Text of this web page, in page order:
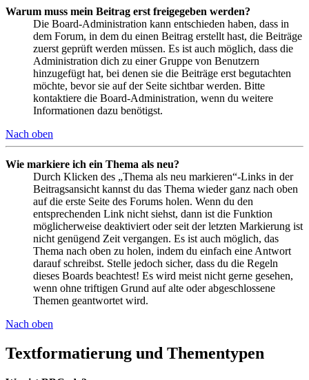
Warum muss mein Beitrag erst freigegeben werden?
Die Board-Administration kann entschieden haben, dass in
dem Forum, in dem du einen Beitrag erstellt hast, die Beiträge
zuerst geprüft werden müssen. Es ist auch möglich, dass die
Administration dich zu einer Gruppe von Benutzern
hinzugefügt hat, bei denen sie die Beiträge erst begutachten
möchte, bevor sie auf der Seite sichtbar werden. Bitte
kontaktiere die Board-Administration, wenn du weitere
Informationen dazu benötigst.
Nach oben
Wie markiere ich ein Thema als neu?
Durch Klicken des „Thema als neu markieren“-Links in der
Beitragsansicht kannst du das Thema wieder ganz nach oben
auf die erste Seite des Forums holen. Wenn du den
entsprechenden Link nicht siehst, dann ist die Funktion
möglicherweise deaktiviert oder seit der letzten Markierung ist
nicht genügend Zeit vergangen. Es ist auch möglich, das
Thema nach oben zu holen, indem du einfach eine Antwort
darauf schreibst. Stelle jedoch sicher, dass du die Regeln
dieses Boards beachtest! Es wird meist nicht gerne gesehen,
wenn ohne triftigen Grund auf alte oder abgeschlossene
Themen geantwortet wird.
Nach oben
Textformatierung und Thementypen